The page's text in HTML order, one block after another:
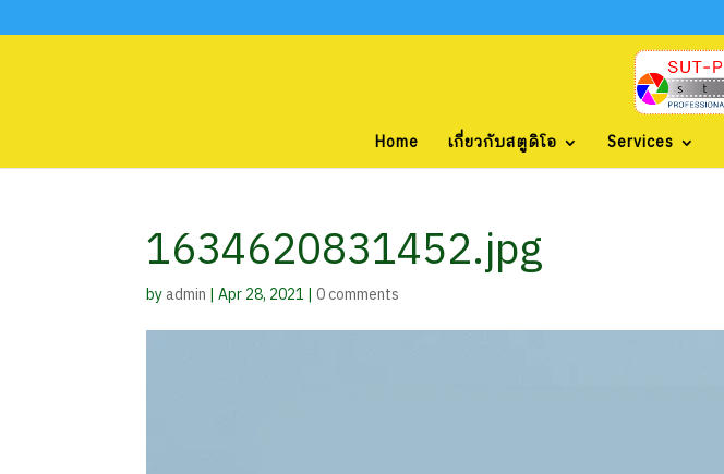
Home เกี่ยวกับสตูดิโอ Services
1634620831452.jpg
byadmin |Apr 28, 2021 |0 comments